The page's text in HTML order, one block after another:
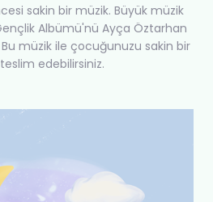
sakin bir müzik. Büyük müzik
Albümü'nü Ayça Öztarhan
müzik ile çocuğunuzu sakin bir
edebilirsiniz.